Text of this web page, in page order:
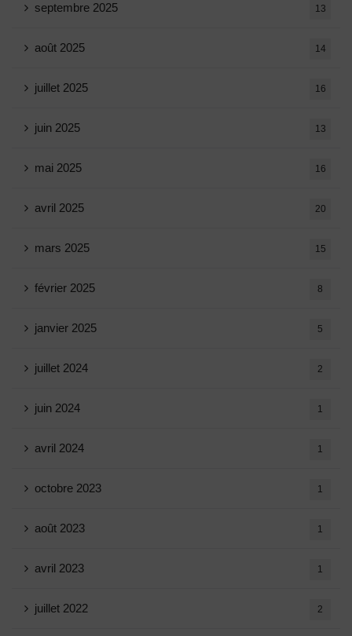
septembre 2025 13
août 2025 14
juillet 2025 16
juin 2025 13
mai 2025 16
avril 2025 20
mars 2025 15
février 2025 8
janvier 2025 5
juillet 2024 2
juin 2024 1
avril 2024 1
octobre 2023 1
août 2023 1
avril 2023 1
juillet 2022 2